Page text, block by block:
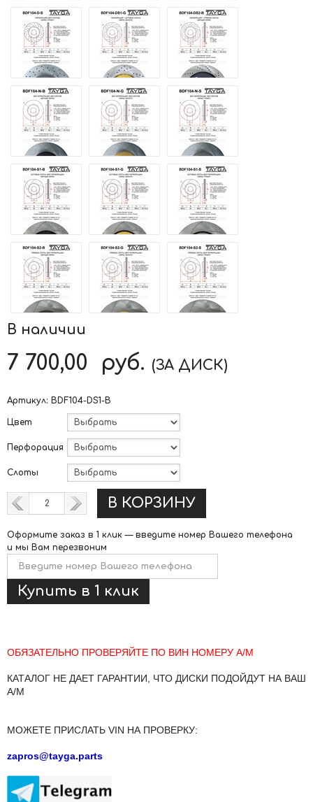
В наличии
7 700,00 руб. (ЗА ДИСК)
Артикул: BDF104-DS1-B
Цвет
Перфорация
Слоты
В КОРЗИНУ
Оформите заказ в 1 клик — введите номер Вашего телефона
и мы Вам перезвоним
ОБЯЗАТЕЛЬНО ПРОВЕРЯЙТЕ ПО ВИН НОМЕРУ А/М
КАТАЛОГ НЕ ДАЕТ ГАРАНТИИ, ЧТО ДИСКИ ПОДОЙДУТ НА ВАШ
А/М
МОЖЕТЕ ПРИСЛАТЬ VIN НА ПРОВЕРКУ:
zapros@tayga.parts